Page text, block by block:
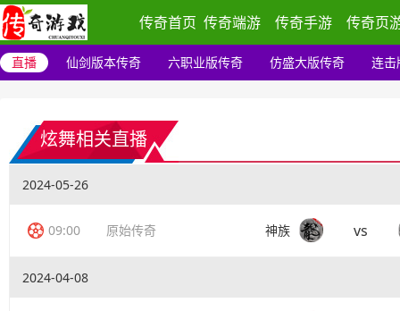
传奇首页 传奇端游 传奇手游 传奇页
直播 仙剑版本传奇 六职业版传奇 仿盛大版传奇 连击
炫舞相关直播
2024-05-26
09:00 原始传奇 神族 vs
2024-04-08